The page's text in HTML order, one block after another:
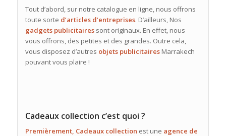
Tout d’abord, sur notre catalogue en ligne, nous offrons
toute sorte d’articles d’entreprises. D’ailleurs, Nos
gadgets publicitairessont originaux. En effet, nous
vous offrons, des petites et des grandes. Outre cela,
vous disposez d’autres objets publicitairesMarrakech
pouvant vous plaire !
Cadeaux collection c’est quoi ?
Premièrement, Cadeaux collection est une agence de